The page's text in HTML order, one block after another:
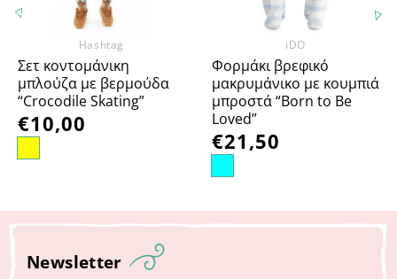
Hashtag
Σετ κοντομάνικη
μπλούζα με βερμούδα
“Crocodile Skating”
€10,00
iDO
Φορμάκι βρεφικό
μακρυμάνικο με κουμπιά
μπροστά “Born to Be
Loved”
€21,50
Newsletter